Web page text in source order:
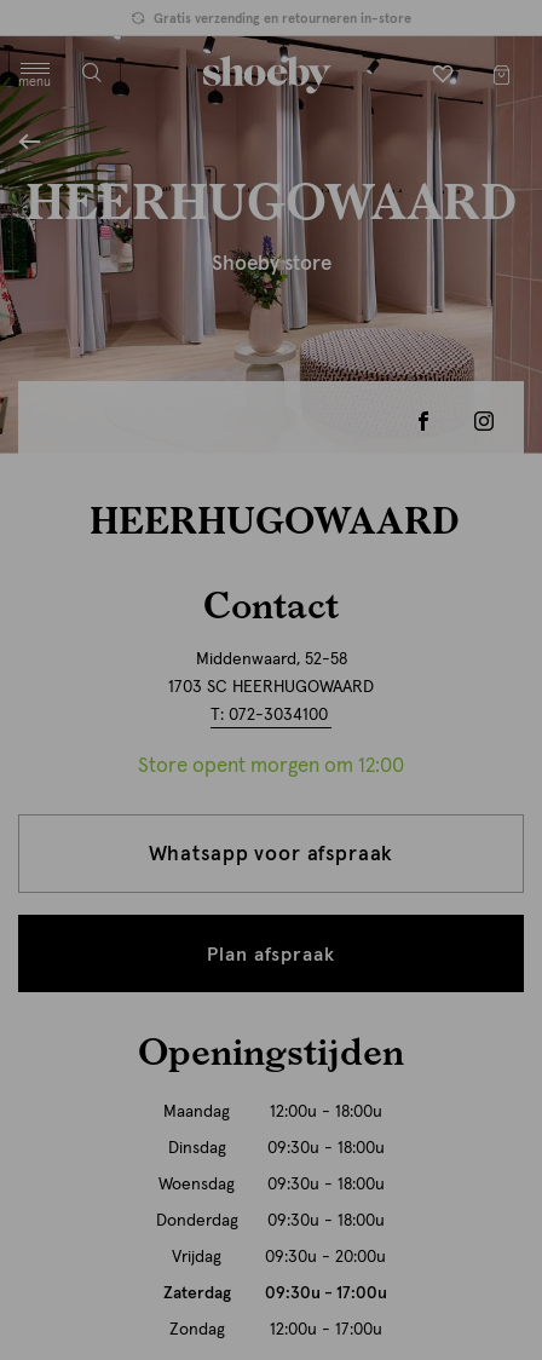
Gratis verzending en retourneren in-store
menu
label.header.toggle
HEERHUGOWAARD
Shoeby store
HEERHUGOWAARD
Contact
Middenwaard, 52-58
1703 SC HEERHUGOWAARD
T: 072-3034100
Store opent morgen om 12:00
Whatsapp voor afspraak
Plan afspraak
Openingstijden
Maandag 12:00u - 18:00u
Dinsdag 09:30u - 18:00u
Woensdag 09:30u - 18:00u
Donderdag 09:30u - 18:00u
Vrijdag 09:30u - 20:00u
Zaterdag 09:30u - 17:00u
Zondag 12:00u - 17:00u